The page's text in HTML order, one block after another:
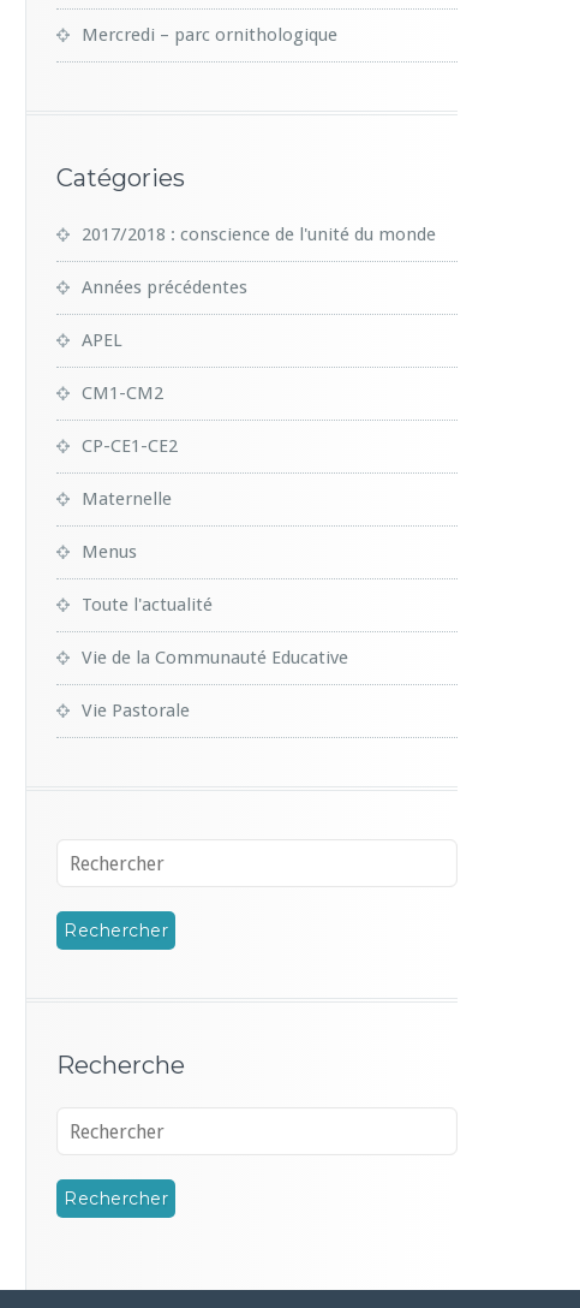
Mercredi – parc ornithologique
Catégories
2017/2018 : conscience de l'unité du monde
Années précédentes
APEL
CM1-CM2
CP-CE1-CE2
Maternelle
Menus
Toute l'actualité
Vie de la Communauté Educative
Vie Pastorale
Recherche